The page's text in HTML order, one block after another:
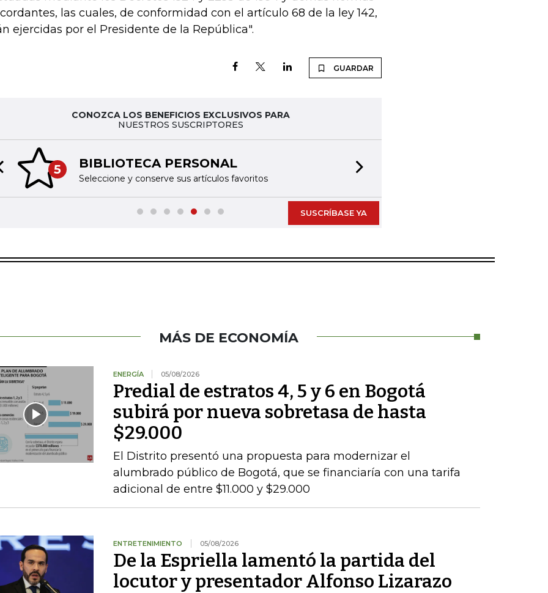
las cuales, de conformidad con el artículo 68 de la ley 142,
ejercidas por el Presidente de la República".
GUARDAR
CONOZCA LOS BENEFICIOS EXCLUSIVOS PARA
NUESTROS SUSCRIPTORES
5 BIBLIOTECA PERSONAL
Seleccione y conserve sus artículos favoritos
slide
SUSCRÍBASE YA
MÁS DE ECONOMÍA
ENERGÍA 05/08/2026
Predial de estratos 4, 5 y 6 en Bogotá
subirá por nueva sobretasa de hasta
$29.000
El Distrito presentó una propuesta para modernizar el
alumbrado público de Bogotá, que se financiaría con una tarifa
adicional de entre $11.000 y $29.000
ENTRETENIMIENTO 05/08/2026
De la Espriella lamentó la partida del
locutor y presentador Alfonso Lizarazo